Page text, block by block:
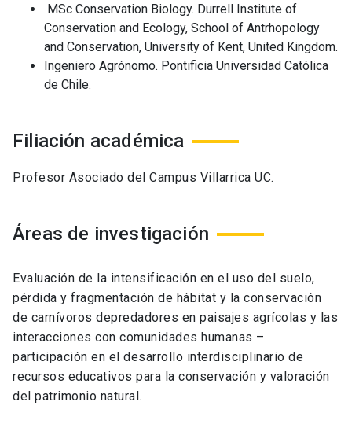
MSc Conservation Biology. Durrell Institute of
Conservation and Ecology, School of Antrhopology
and Conservation, University of Kent, United Kingdom.
Ingeniero Agrónomo. Pontificia Universidad Católica
de Chile.
Filiación académica
Profesor Asociado del Campus Villarrica UC.
Áreas de investigación
Evaluación de la intensificación en el uso del suelo,
pérdida y fragmentación de hábitat y la conservación
de carnívoros depredadores en paisajes agrícolas y las
interacciones con comunidades humanas –
participación en el desarrollo interdisciplinario de
recursos educativos para la conservación y valoración
del patrimonio natural.